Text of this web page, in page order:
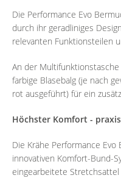
Die Performance Evo
durch ihr geradliniges
relevanten Funktionsteilen
An der
farbige Blasebalg (je nach
rot ausgeführt) für ein
Höchster Komfort -
Die Krähe Performance
innovativen Komfort-Bund-
eingearbeitete